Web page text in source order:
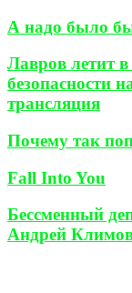
А надо было
Лавров летит
безопасности
трансляция
Почему так
Fall Into You
Бессменный
Андрей